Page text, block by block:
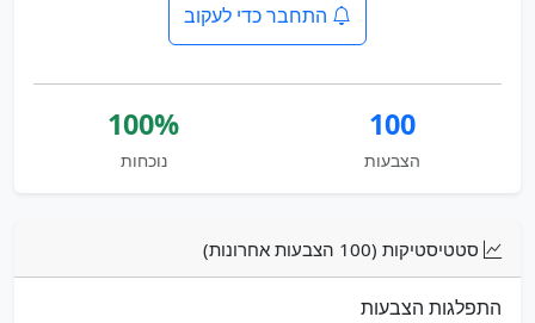
התחבר כדי לעקוב
100
הצבעות
100%
נוכחות
סטטיסטיקות (100 הצבעות אחרונות)
התפלגות הצבעות